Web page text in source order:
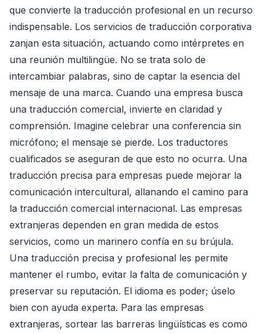
que convierte la traducción profesional en un recurso
indispensable. Los servicios de traducción corporativa
zanjan esta situación, actuando como intérpretes en
una reunión multilingüe. No se trata solo de
intercambiar palabras, sino de captar la esencia del
mensaje de una marca. Cuando una empresa busca
una traducción comercial, invierte en claridad y
comprensión. Imagine celebrar una conferencia sin
micrófono; el mensaje se pierde. Los traductores
cualificados se aseguran de que esto no ocurra. Una
traducción precisa para empresas puede mejorar la
comunicación intercultural, allanando el camino para
la traducción comercial internacional. Las empresas
extranjeras dependen en gran medida de estos
servicios, como un marinero confía en su brújula.
Una traducción precisa y profesional les permite
mantener el rumbo, evitar la falta de comunicación y
preservar su reputación. El idioma es poder; úselo
bien con ayuda experta. Para las empresas
extranjeras, sortear las barreras lingüísticas es como